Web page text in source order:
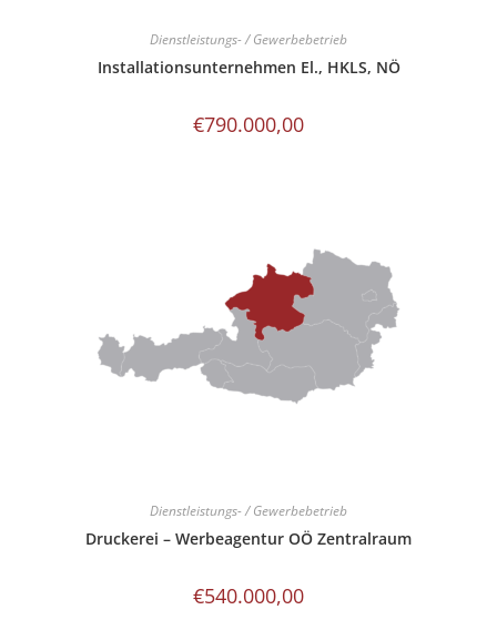
Dienstleistungs- / Gewerbebetrieb
Installationsunternehmen El., HKLS, NÖ
€790.000,00
Dienstleistungs- / Gewerbebetrieb
Druckerei – Werbeagentur OÖ Zentralraum
€540.000,00